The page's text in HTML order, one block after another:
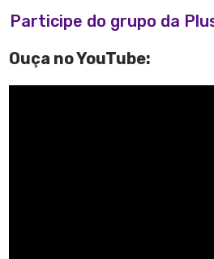
Participe do grupo da
Ouça no YouTube: